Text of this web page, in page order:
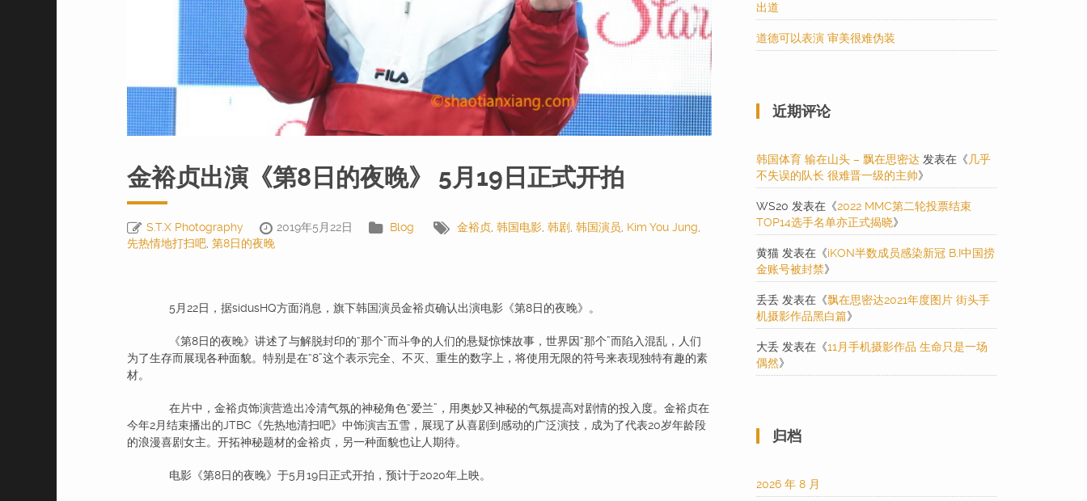
金裕贞出演《第8日的夜晚》 5月19日正式开拍
S.T.X Photography 2019年5月22日 Blog 金裕贞, 韩国电影, 韩剧 , 韩国演员, Kim You Jung,
先热情地打扫吧, 第8日的夜晚
5月22日，据sidusHQ方面消息，旗下韩国演员金裕贞确认出演电影《第8日的夜晚》。
《第8日的夜晚》讲述了与解脱封印的“那个”而斗争的人们的悬疑惊悚故事，世界因“那个”而陷入混乱，人们
为了生存而展现各种面貌。特别是在“8”这个表示完全、不灭、重生的数字上，将使用无限的符号来表现独特有趣的素
材。
在片中，金裕贞饰演营造出冷清气氛的神秘角色“爱兰”，用奥妙又神秘的气氛提高对剧情的投入度。金裕贞在
今年2月结束播出的JTBC《先热地清扫吧》中饰演吉五雪，展现了从喜剧到感动的广泛演技，成为了代表20岁年龄段
的浪漫喜剧女主。开拓神秘题材的金裕贞，另一种面貌也让人期待。
电影《第8日的夜晚》于5月19日正式开拍，预计于2020年上映。
出道
道德可以表演 审美很难伪装
近期评论
韩国体育 输在山头 – 飘在思密达 发表在《 几乎
不失误的队长 很难晋一级的主帅》
WS20 发表在《2022 MMC第二轮投票结束
TOP14选手名单亦正式揭晓》
黄猫 发表在《iKON半数成员感染新冠 B.I中国捞
金账号被封禁》
丢丢 发表在《飘在思密达2021年度图片 街头手
机摄影作品黑白篇》
大丢 发表在《11月手机摄影作品 生命只是一场
偶然》
归档
2026 年 8 月